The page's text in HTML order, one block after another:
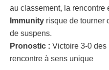
au classement, la rencontre
Immunity risque de tourner
de suspens.
Pronostic : Victoire 3-0 des
rencontre à sens unique